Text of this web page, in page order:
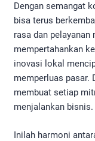
Dengan semangat
bisa terus
rasa dan
mempertahankan
inovasi lokal
memperluas pasar.
membuat setiap
menjalankan bisnis.
Inilah harmoni